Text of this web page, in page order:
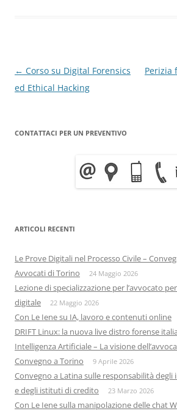
Navigazione
articolo
← Corso su Digital Forensics
ed Ethical Hacking
Perizia
CONTATTACI PER UN PREVENTIVO
ARTICOLI RECENTI
Le Prove Digitali nel Processo Civile –
Avvocati di Torino
24 Maggio 2026
Lezione di specializzazione per l’avvocato
digitale
22 Maggio 2026
Con Le Iene su IA, lavoro e contenuti online
DRIFT Linux: la nuova live distro forense
Intelligenza Artificiale – La visione
Convegno a Torino
9 Aprile 2026
Convegno a Latina sulle responsabilità
e degli istituti di credito
23 Marzo 2026
Con Le Iene sulla manipolazione delle chat